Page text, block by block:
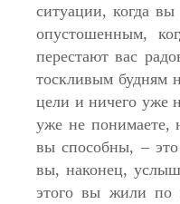
ситуации, когда
опустошенным,
перестают вас
тоскливым будням
цели и ничего уже
уже не понимаете,
вы способны, – это
вы, наконец,
этого вы жили по